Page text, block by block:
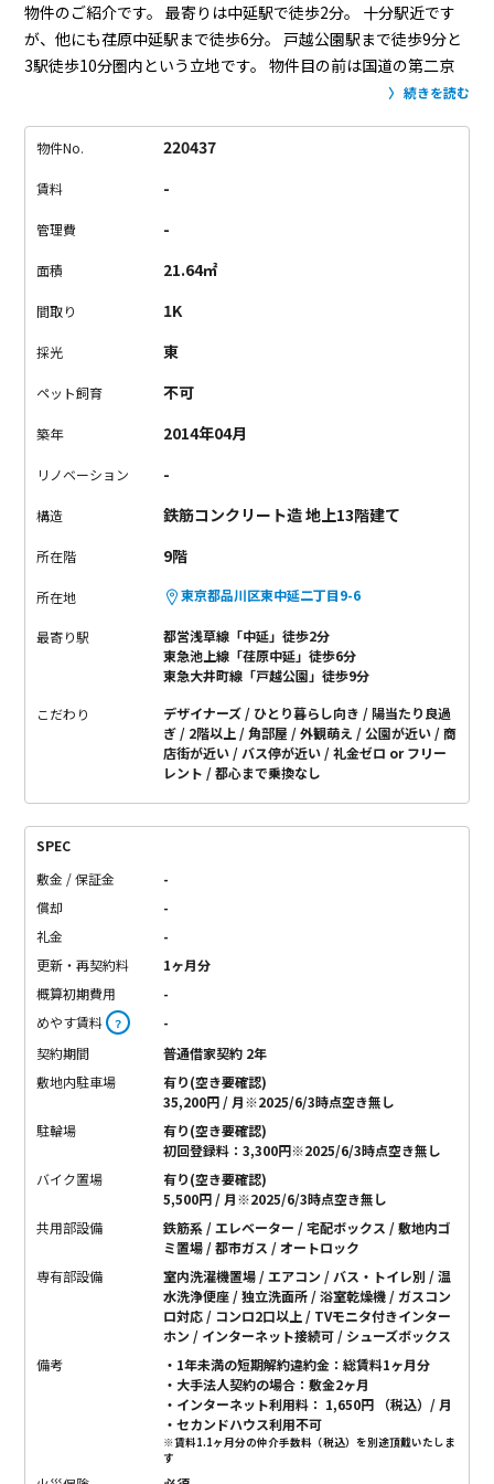
物件のご紹介です。
最寄りは中延駅で徒歩2分。
十分駅近です
が、他にも荏原中延駅まで徒歩6分。
戸越公園駅まで徒歩9分と
3駅徒歩10分圏内という立地です。
物件目の前は国道の第二京
浜で交通量多めなので、通りが気になる方は少し残念かも？で
ません。ここはご内覧でご確認ください！
クリーンです。
お部屋はシンプルな1Kタイプ。
ありますが、大きくはないので、衣装もちさんには少し心もと
イプのフローリングカラーがあります。
着いていて大人っぽいシックな雰囲気となっています。
が2口ガスコンロが付いています。
は妥当な感じ。
中延駅より徒歩2分。シッカリ高級キレイメな物
続きを読む
物件No. 220437
賃料 -
管理費 -
面積 21.64㎡
間取り 1K
採光 東
ペット飼育 不可
築年 2014年04月
リノベーション -
構造 鉄筋コンクリート造 地上13階建て
所在階 9階
所在地 東京都品川区東中延二丁目9-6
最寄り駅
都営浅草線「中延」徒歩2分
東急池上線「荏原中延」徒歩6分
東急大井町線「戸越公園」徒歩9分
こだわり デザイナーズ ひとり暮らし向き
陽当たり良過
ぎ
2階以上 角部屋 外観萌え 公園が近い
商
店街が近い
バス停が近い
礼金ゼロ or フリー
レント
都心まで乗換なし
SPEC
敷金 / 保証金
-
償却
-
礼金
-
更新・再契約料
1ヶ月分
概算初期費用
-
めやす賃料 ？
-
契約期間
普通借家契約 2年
敷地内駐車場
有り(空き要確認)
35,200円 / 月※2025/6/3時点空き無し
駐輪場
有り(空き要確認)
初回登録料：3,300円※2025/6/3時点空き無し
バイク置場
有り(空き要確認)
5,500円 / 月※2025/6/3時点空き無し
共用部設備
鉄筋系 / エレベーター / 宅配ボックス / 敷地内ゴ
ミ置場 / 都市ガス / オートロック
専有部設備
室内洗濯機置場 / エアコン / バス・トイレ別 / 温
水洗浄便座 / 独立洗面所 / 浴室乾燥機 / ガスコン
ロ対応 / コンロ2口以上 / TVモニタ付きインター
ホン / インターネット接続可 / シューズボックス
備考
・1年未満の短期解約違約金：総賃料1ヶ月分
・大手法人契約の場合：敷金2ヶ月
・インターネット利用料： 1,650円 （税込）/ 月
・セカンドハウス利用不可
※賃料1.1ヶ月分の仲介手数料（税込）を別途頂戴いたしま
す